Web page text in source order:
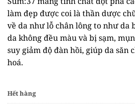
làm đẹp được coi là thần dược
về da như lỗ chân lông to như da
da không đều màu và bị sạm,
suy giảm độ đàn hồi, giúp da săn
hoá.
Hết hàng